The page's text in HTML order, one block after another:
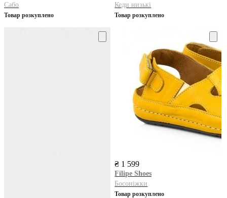
Сабо
Товар розкуплено
Кеди низькі
Товар розкуплено
₴ 1 599
Filipe Shoes
Босоніжки
Товар розкуплено